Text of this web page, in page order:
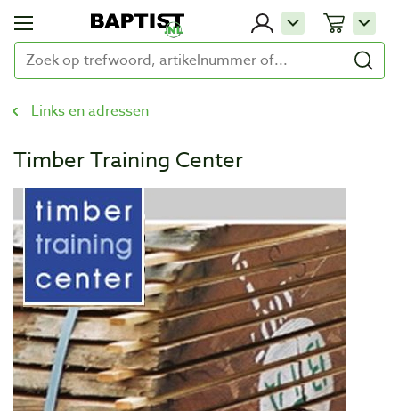
Links en adressen
Timber Training Center